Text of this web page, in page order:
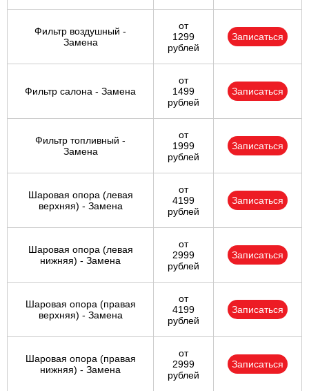
Фильтр воздушный -
Замена
от
1299
рублей
Записаться
Фильтр салона - Замена
от
1499
рублей
Записаться
Фильтр топливный -
Замена
от
1999
рублей
Записаться
Шаровая опора (левая
верхняя) - Замена
от
4199
рублей
Записаться
Шаровая опора (левая
нижняя) - Замена
от
2999
рублей
Записаться
Шаровая опора (правая
верхняя) - Замена
от
4199
рублей
Записаться
Шаровая опора (правая
нижняя) - Замена
от
2999
рублей
Записаться